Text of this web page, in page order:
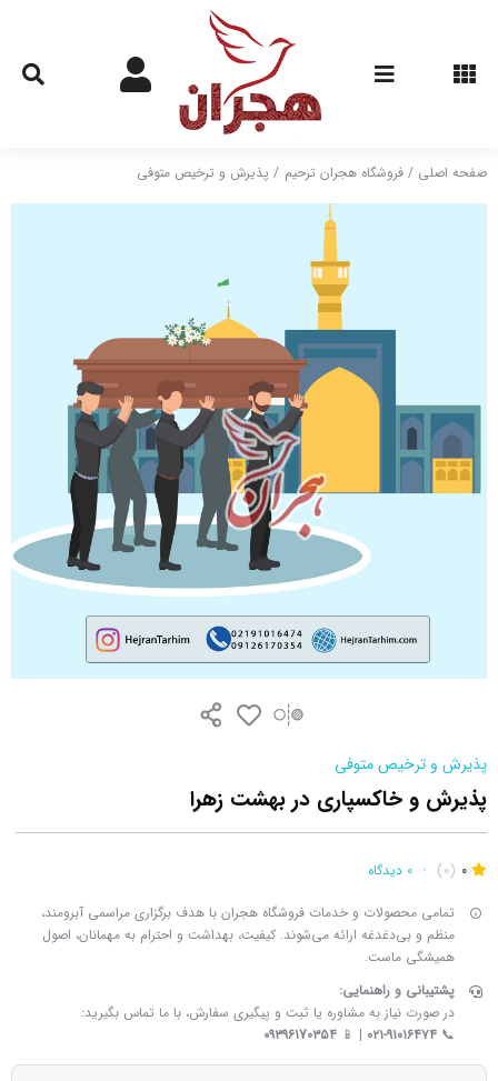
content
صفحه اصلی فروشگاه هجران ترحیم پذیرش و ترخیص متوفی
پذیرش و ترخیص متوفی
پذیرش و خاکسپاری در بهشت زهرا
0
(0)
• 0 دیدگاه
تمامی محصولات و خدمات فروشگاه هجران با هدف برگزاری مراسمی آبرومند،
منظم و بی‌دغدغه ارائه می‌شوند. کیفیت، بهداشت و احترام به مهمانان، اصول
همیشگی ماست.
پشتیبانی و راهنمایی:
در صورت نیاز به مشاوره یا ثبت و پیگیری سفارش، با ما تماس بگیرید:
📞 ۰۲۱-۹۱۰۱۶۴۷۴ | 📱 ۰۹۳۹۶۱7۰۳۵۴